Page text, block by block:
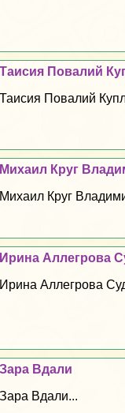
Таисия Повалий
Таисия Повалий
Михаил Круг
Михаил Круг
Ирина Аллегрова
Ирина Аллегрова
Зара Вдали
Зара Вдали...